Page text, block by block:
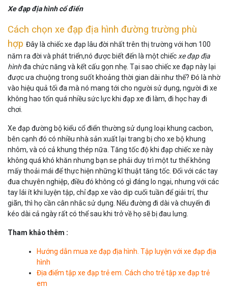
Xe đạp địa hình cổ điển
Cách chọn xe đạp địa hình đường trường phù
hợp Đây là chiếc xe đạp lâu đời nhất trên thị trường với hơn 100
năm ra đời và phát triển,nó được biết đến là một chiếc xe đạp địa
hìnhđa chức năng và kết cấu gọn nhẹ. Tại sao chiếc xe đạp này lại
được ưa chuộng trong suốt khoảng thời gian dài như thế? Đó là nhờ
vào hiệu quả tối đa mà nó mang tới cho người sử dụng, người đi xe
không hao tốn quá nhiều sức lực khi đạp xe đi làm, đi học hay đi
chơi.
Xe đạp đường bộ kiểu cổ điển thường sử dụng loại khung cacbon,
bên cạnh đó có nhiều nhà sản xuất lại trang bị cho xe bộ khung
nhôm, và có cả khung thép nữa. Tăng tốc độ khi đạp chiếc xe này
không quá khó khăn nhưng bạn se phải duy trì một tư thế không
mấy thoải mái để thực hiện những kĩ thuật tăng tốc. Đối với các tay
đua chuyên nghiệp, điều đó không có gì đáng lo ngại, nhưng với các
tay lái ít khi luyện tập, chỉ đạp xe vào dịp cuối tuần để giải trí, thư
giãn, thì họ cần cân nhắc sử dụng. Nếu đường đi dài và chuyến đi
kéo dài cả ngày rất có thể sau khi trở về họ sẽ bị đau lưng.
Tham khảo thêm :
Hướng dẫn mua xe đạp địa hình. Tập luyện với xe đạp địa
hình
Địa điểm tập xe đạp trẻ em. Cách cho trẻ tập xe đạp trẻ
em